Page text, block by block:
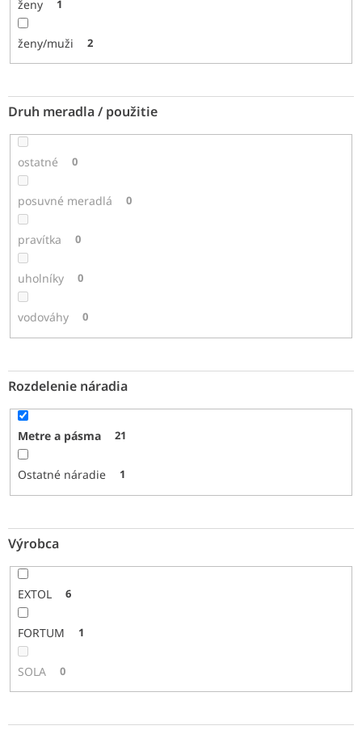
ženy 1
ženy/muži 2
Druh meradla / použitie
ostatné 0
posuvné meradlá 0
pravítka 0
uholníky 0
vodováhy 0
Rozdelenie náradia
Metre a pásma 21
Ostatné náradie 1
Výrobca
EXTOL 6
FORTUM 1
SOLA 0